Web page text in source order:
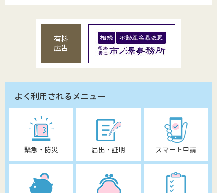
有料
広告
よく利用されるメニュー
緊急・防災 届出・証明 スマート申請